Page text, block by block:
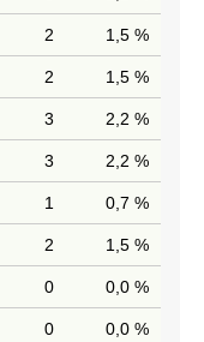
2 1,5 %
2 1,5 %
3 2,2 %
3 2,2 %
1 0,7 %
2 1,5 %
0 0,0 %
0 0,0 %